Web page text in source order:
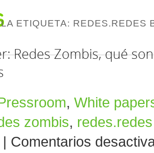
ETIQUETA: REDES.REDES
Redes Zombis, qué
, White
zombis,
Comentarios